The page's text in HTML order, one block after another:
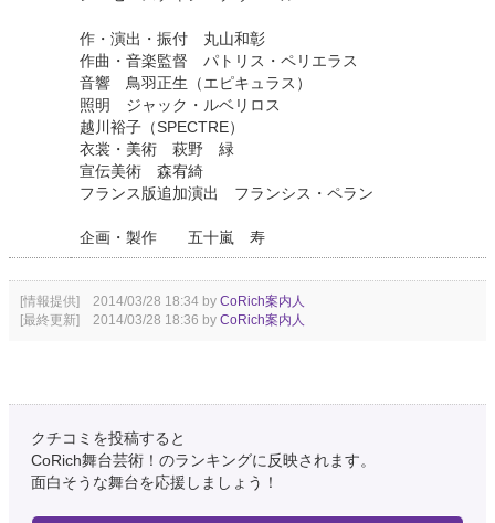
作・演出・振付 丸山和彰
作曲・音楽監督 パトリス・ペリエラス ​
音響 鳥羽正生（エピキュラス）
照明 ジャック・ルベリロス
越川裕子（SPECTRE）​​
衣裳・美術 萩野 緑 ​
宣伝美術 森宥綺​​​
フランス版追加演出 フランシス・ペラン
企画・製作 五十嵐 寿
[情報提供] 2014/03/28 18:34 by CoRich案内人
[最終更新] 2014/03/28 18:36 by CoRich案内人
クチコミを投稿すると
CoRich舞台芸術！のランキングに反映されます。
面白そうな舞台を応援しましょう！